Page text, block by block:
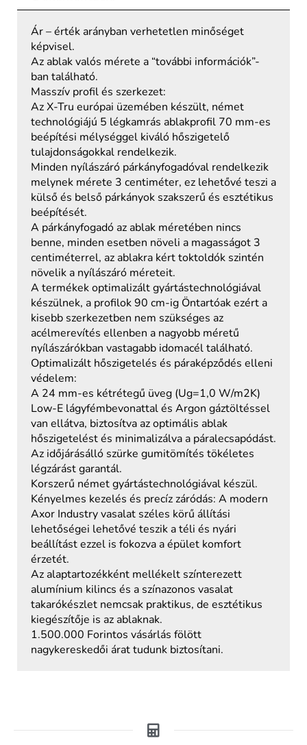
Ár – érték arányban verhetetlen minőséget
képvisel.
Az ablak valós mérete a “további információk”-
ban található.
Masszív profil és szerkezet:
Az X-Tru európai üzemében készült, német
technológiájú 5 légkamrás ablakprofil 70 mm-es
beépítési mélységgel kiváló hőszigetelő
tulajdonságokkal rendelkezik.
Minden nyílászáró párkányfogadóval rendelkezik
melynek mérete 3 centiméter, ez lehetővé teszi a
külső és belső párkányok szakszerű és esztétikus
beépítését.
A párkányfogadó az ablak méretében nincs
benne, minden esetben növeli a magasságot 3
centiméterrel, az ablakra kért toktoldók szintén
növelik a nyílászáró méreteit.
A termékek optimalizált gyártástechnológiával
készülnek, a profilok 90 cm-ig Öntartóak ezért a
kisebb szerkezetben nem szükséges az
acélmerevítés ellenben a nagyobb méretű
nyílászárókban vastagabb idomacél található.
Optimalizált hőszigetelés és páraképződés elleni
védelem:
A 24 mm-es kétrétegű üveg (Ug=1,0 W/m2K)
Low-E lágyfémbevonattal és Argon gáztöltéssel
van ellátva, biztosítva az optimális ablak
hőszigetelést és minimalizálva a páralecsapódást.
Az időjárásálló szürke gumitömítés tökéletes
légzárást garantál.
Korszerű német gyártástechnológiával készül.
Kényelmes kezelés és precíz záródás: A modern
Axor Industry vasalat széles körű állítási
lehetőségei lehetővé teszik a téli és nyári
beállítást ezzel is fokozva a épület komfort
érzetét.
Az alaptartozékként mellékelt színterezett
alumínium kilincs és a színazonos vasalat
takarókészlet nemcsak praktikus, de esztétikus
kiegészítője is az ablaknak.
1.500.000 Forintos vásárlás fölött
nagykereskedői árat tudunk biztosítani.